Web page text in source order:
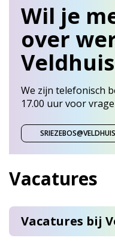
Wil je
over
We zijn telefonisch
17.00 uur voor
Vacatures
Vacatures bij